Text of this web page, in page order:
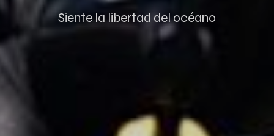
Siente la libertad del océano